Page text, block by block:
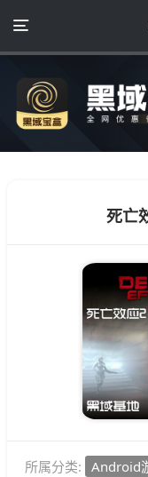
死亡
所属分类: Android